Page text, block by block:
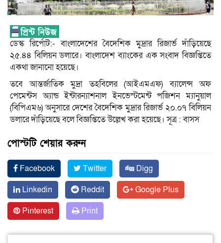
ডেস্ক রির্পোট:- বাংলাদেশের বৈদেশিক মুদ্রার রিজার্ভ দাঁড়িয়েছে
২৫.৪৪ বিলিয়ন ডলারে। বাংলাদেশ ব্যাংকের এক সংবাদ বিজ্ঞপ্তিতে
একথা জানানো হয়েছে।
তবে আন্তর্জাতিক মুদ্রা তহবিলের (আইএমএফ) ব্যালেন্স অফ
পেমেন্টস অ্যান্ড ইন্টারন্যাশনাল ইনভেস্টমেন্ট পজিশন ম্যানুয়াল
(বিপিএম৬) অনুসারে দেশের বৈদেশিক মুদ্রার রিজার্ভ ২০.০৭ বিলিয়ন
ডলারে দাঁড়িয়েছে বলে বিজ্ঞপ্তিতে উল্লেখ করা হয়েছে। সূত্র : বাসস
পোস্টটি শেয়ার করুন
Facebook Twitter
Digg
Linkedin
Reddit
Google Plus
Pinterest
Print